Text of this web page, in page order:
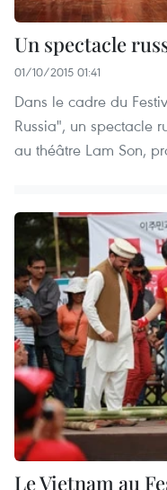
Un spectacle
01/10/2015 01:41
Dans le cadre du
Russia", un spectacle
au théâtre Lam Son,
Le Vietnam au